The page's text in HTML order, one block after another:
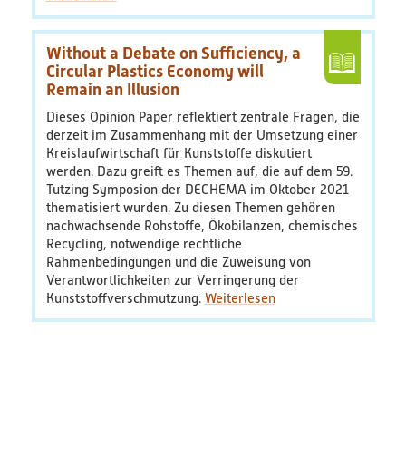
Without a Debate on Sufficiency, a
Circular Plastics Economy will
Remain an Illusion
Dieses Opinion Paper reflektiert zentrale Fragen, die
derzeit im Zusammenhang mit der Umsetzung einer
Kreislaufwirtschaft für Kunststoffe diskutiert
werden. Dazu greift es Themen auf, die auf dem 59.
Tutzing Symposion der DECHEMA im Oktober 2021
thematisiert wurden. Zu diesen Themen gehören
nachwachsende Rohstoffe, Ökobilanzen, chemisches
Recycling, notwendige rechtliche
Rahmenbedingungen und die Zuweisung von
Verantwortlichkeiten zur Verringerung der
Kunststoffverschmutzung.